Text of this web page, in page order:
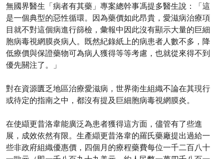
無國界醫生「病者有其藥」專案總幹事馮提多醫生說：「這
是一個典型的惡性循環。因為藥價如此昂貴，愛滋病治療項
目就不對這個病進行篩檢，彙報中因此沒有顯示大量的巨細
胞病毒視網膜炎病人。既然紀錄紙上的病患者人數不多，降
低療價與保證藥物可為病人獲得等等考慮，也就從來得不到
優先關注了。」
對在資源匱乏地區治療愛滋病，世界衛生組織不論在其現行
或待定的指南之中，都沒有提及巨細胞病毒視網膜炎。
在使纈更昔洛韋能廣泛為患者獲得這方面，儘管有了些進
展，成效依然有限。生產纈更昔洛韋的羅氏藥廠提出過給一
些非政府組織優惠價，四個月的療程藥費每位一千二百八十